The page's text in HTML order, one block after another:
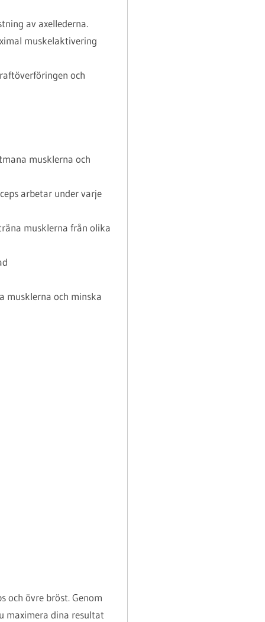
av axellederna.
muskelaktivering
och
musklerna och
arbetar under varje
musklerna från olika
musklerna och minska
och övre bröst. Genom
maximera dina resultat